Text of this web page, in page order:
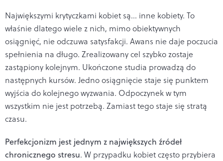
Największymi krytyczkami kobiet są... inne kobiety. To
właśnie dlatego wiele z nich, mimo obiektywnych
osiągnięć, nie odczuwa satysfakcji. Awans nie daje poczucia
spełnienia na długo. Zrealizowany cel szybko zostaje
zastąpiony kolejnym. Ukończone studia prowadzą do
następnych kursów. Jedno osiągnięcie staje się punktem
wyjścia do kolejnego wyzwania. Odpoczynek w tym
wszystkim nie jest potrzebą. Zamiast tego staje się stratą
czasu.
Perfekcjonizm jest jednym z największych źródeł
chronicznego stresu. W przypadku kobiet często przybiera